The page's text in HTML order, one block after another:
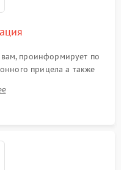
проинформирует по
прицела а также